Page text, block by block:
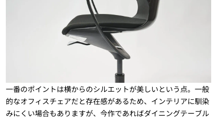
一番のポイントは横からのシルエットが美しいという点。一般
的なオフィスチェアだと存在感があるため、インテリアに馴染
みにくい場合もありますが、今作であればダイニングテーブル